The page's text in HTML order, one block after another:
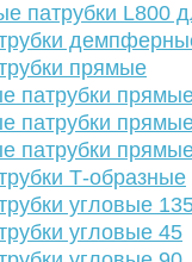
патрубки L800
прямые
патрубки
патрубки
патрубки
Т-образные
угловые
угловые 45